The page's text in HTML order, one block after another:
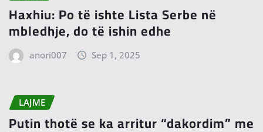
Haxhiu: Po të ishte Lista Serbe në
mbledhje, do të ishin edhe
anori007 Sep 1, 2025
LAJME
Putin thotë se ka arritur “dakordim” me